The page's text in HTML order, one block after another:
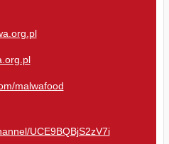
malwafood
UCE9BQBjS2zV7i